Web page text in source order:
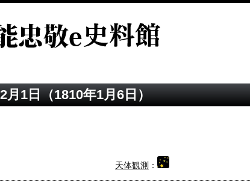
月1日（1810年1月6日）
天体観測 ：